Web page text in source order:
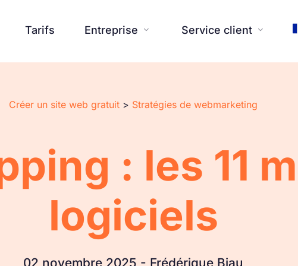
Tarifs Entreprise  Service client 
Site Web 
Templates

Assistante IA 
Réalisations 
Nouveautés SiteW Engagements 
Blog 
Contactez-nous
Centre d'aide
Créer un site web gratuit > Stratégies de webmarketing
: les 11
logiciels
02 novembre 2025 - Frédérique Biau